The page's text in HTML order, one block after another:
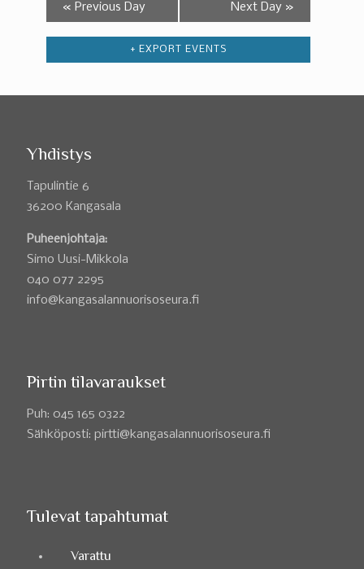
« Previous Day Next Day »
+ EXPORT EVENTS
Yhdistys
Tapulintie 6
36200 Kangasala
Puheenjohtaja:
Simo Uusi-Mikkola
040 077 2295
info@kangasalannuorisoseura.fi
Pirtin tilavaraukset
Puh: 045 165 0322
Sähköposti: pirtti@kangasalannuorisoseura.fi
Tulevat tapahtumat
Varattu